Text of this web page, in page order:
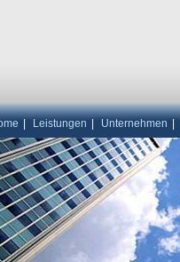
Leistungen Unternehmen